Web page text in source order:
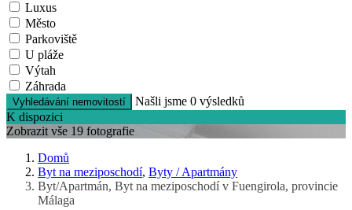
Luxus
Město
Parkoviště
U pláže
Výtah
Záhrada
Vyhledávání nemovitostí Našli jsme0 výsledků
K dispozici
Zobrazit vše 19 fotografie
Domů
Byt na meziposchodí,Byty / Apartmány
Byt/Apartmán, Byt na meziposchodí v Fuengirola, provincie
Málaga